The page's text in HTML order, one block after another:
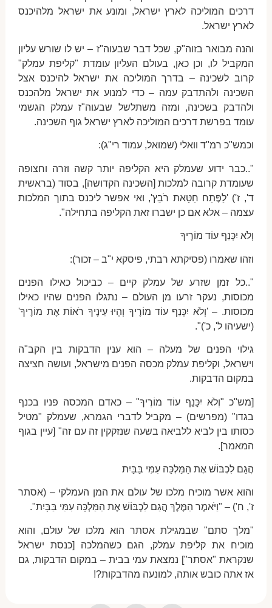
דרכים המוליכה לארץ ישראל, ומונע את ישראל מלהיכנס
לארץ ישראל.
והנה מבואר בזוה"ק, שכל דבר שבעוה"ז – יש לו שורש עליון
המקביל לו, וכן כאן, בעולם העליון עומדת "קליפת עמלק"
קרוב לשכינה – בדרך המוליכה את ישראל להיכנס אצל
השכינה ולהתדבק עמה – כדי למנוע את ישראל מלהכנס
ולהדבק בשכינה, ומזה משתלשל שבעוה"ז עמלק הגשמי
עומד בפרשת דרכים המוליכה לארץ ישראל גוף השכינה.
וכמש"כ רמ"ד וואלי (שמואל, עמוד רי"ג):
"..כבר ידוע שעמלק היא הקליפה יותר קשה וזרה וחצופה
שעומדת קרובה למלכות [השכינה הקדושה], בסוד (בראשית
ד', ז') 'לַפֶּתַח חַטָּאת רֹבֵץ', ואי אפשר ליכנס בתוך המלכות
עצמה – אלא אם כן ישברו זאת הקליפה בתחילה".
וְלֹא יִכָּנֵף עוֹד מוֹרֶיךָ
וזהו שאמרו (פסיקתא רבתי, פיסקא י"ב – זכור):
"..כל זמן שזרע של עמלק קיים – כביכול כאילו הפנים
מכוסות, נעקר זרעו מן העולם – נתגלו הפנים שהיו כאילו
מכוסות. – 'וְלֹא יִכָּנֵף עוֹד מוֹרֶיךָ וְהָיוּ עֵינֶיךָ רֹאוֹת אֶת מוֹרֶיךָ'
(ישעיהו ל', כ')".
גילוי הפנים של מעלה – הוא ענין הדבקות בין הקב"ה
וישראל, וקליפת עמלק מכסה הפנים מישראל, ועושה חציצה
במקום הדבקות.
[מש"כ "וְלֹא יִכָּנֵף עוֹד מוֹרֶיךָ" – כאדם המכסה פניו בכנף
בגדו" (מפרשים) – מקביל לדברי הגמרא, שעמלק "מטיל
כסותו בין לביא ללביאה בשעה שנזקקין זה עם זה" [עיין בגוף
המאמר].
הֲגַם לִכְבּוֹשׁ אֶת הַמַּלְכָּה עִמִּי בַּבָּיִת
והוא אשר מוכיח מלכו של עולם את המן העמלקי – (אסתר
ז', ח') – "וַיֹּאמֶר הַמֶּלֶךְ הֲגַם לִכְבּוֹשׁ אֶת הַמַּלְכָּה עִמִּי בַּבָּיִת".
"מלך סתם" שבמגילת אסתר הוא מלכו של עולם, והוא
מוכיח את קליפת עמלק, הגם כשהמלכה [כנסת ישראל
שנקראת "אסתר"] נמצאת עמי בבית – במקום הדבקות, גם
אז אתה כובש אותה, למונעה מהדבקות?!